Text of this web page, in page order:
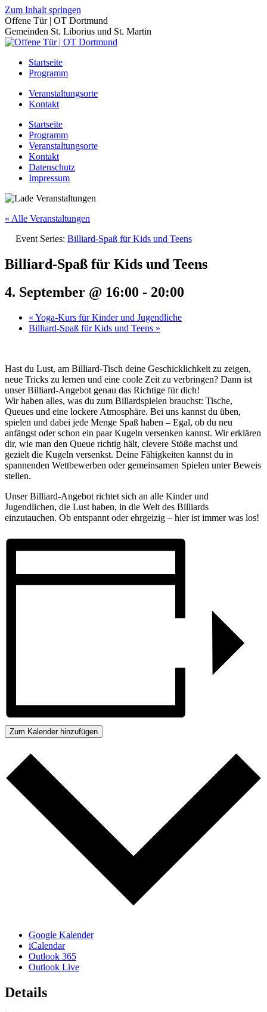
Zum Inhalt springen
Offene Tür | OT Dortmund
Gemeinden St. Liborius und St. Martin
Startseite
Programm
Veranstaltungsorte
Kontakt
Startseite
Programm
Veranstaltungsorte
Kontakt
Datenschutz
Impressum
« Alle Veranstaltungen
Event Series: Billiard-Spaß für Kids und Teens
Billiard-Spaß für Kids und Teens
4. September @ 16:00 - 20:00
« Yoga-Kurs für Kinder und Jugendliche
Billiard-Spaß für Kids und Teens »
Hast du Lust, am Billiard-Tisch deine Geschicklichkeit zu zeigen,
neue Tricks zu lernen und eine coole Zeit zu verbringen? Dann ist
unser Billiard-Angebot genau das Richtige für dich!
Wir haben alles, was du zum Billardspielen brauchst: Tische,
Queues und eine lockere Atmosphäre. Bei uns kannst du üben,
spielen und dabei jede Menge Spaß haben – Egal, ob du neu
anfängst oder schon ein paar Kugeln versenken kannst. Wir erklären
dir, wie man den Queue richtig hält, clevere Stöße machst und
gezielt die Kugeln versenkst. Deine Fähigkeiten kannst du in
spannenden Wettbewerben oder gemeinsamen Spielen unter Beweis
stellen.
Unser Billiard-Angebot richtet sich an alle Kinder und
Jugendlichen, die Lust haben, in die Welt des Billiards
einzutauchen. Ob entspannt oder ehrgeizig – hier ist immer was los!
Zum Kalender hinzufügen
Google Kalender
iCalendar
Outlook 365
Outlook Live
Details